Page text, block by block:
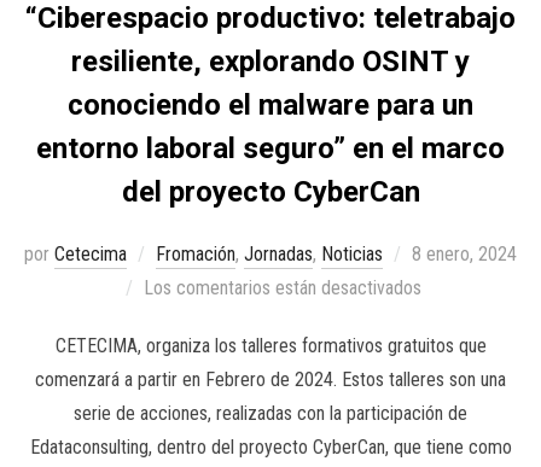
“Ciberespacio productivo: teletrabajo
resiliente, explorando OSINT y
conociendo el malware para un
entorno laboral seguro” en el marco
del proyecto CyberCan
por Cetecima Fromación, Jornadas, Noticias
8 enero, 2024
Los comentarios están desactivados
CETECIMA, organiza los talleres formativos gratuitos que
comenzará a partir en Febrero de 2024. Estos talleres son una
serie de acciones, realizadas con la participación de
Edataconsulting, dentro del proyecto CyberCan, que tiene como